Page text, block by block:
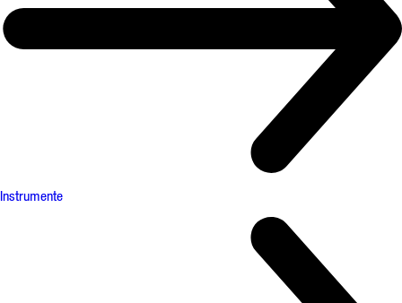
Instrumente